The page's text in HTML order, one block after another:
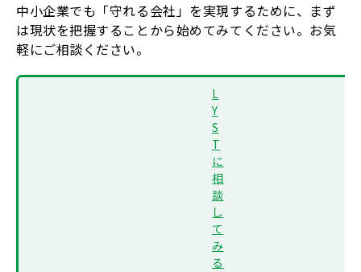
中小企業でも「守れる会社」を実現するために、まず
は現状を把握することから始めてみてください。お気
軽にご相談ください。
L
Y
S
T
に
相
談
し
て
み
る